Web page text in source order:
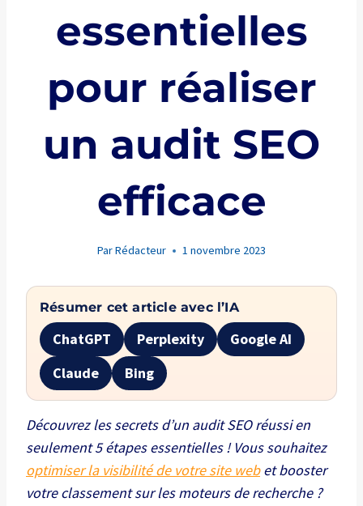
essentielles
pour réaliser
un audit SEO
efficace
ParRédacteur 1 novembre 2023
Résumer cet article avec l’IA
ChatGPT Perplexity
Google AI
Claude
Bing
Découvrez les secrets d’un audit SEO réussi en
seulement 5 étapes essentielles ! Vous souhaitez
optimiser la visibilité de votre site webet booster
votre classement sur les moteurs de recherche ?